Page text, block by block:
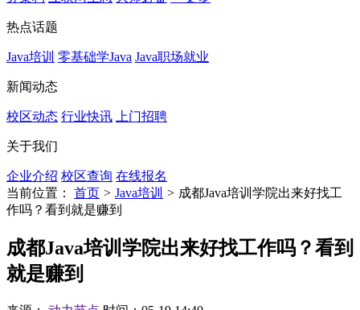
热点话题
Java培训 零基础学Java Java职场就业
新闻动态
校区动态 行业快讯 上门招聘
关于我们
企业介绍 校区查询 在线报名
当前位置：
首页 > Java培训 > 成都Java培训学院出来好找工
作吗？看到就是赚到
成都Java培训学院出来好找工作吗？看到
就是赚到